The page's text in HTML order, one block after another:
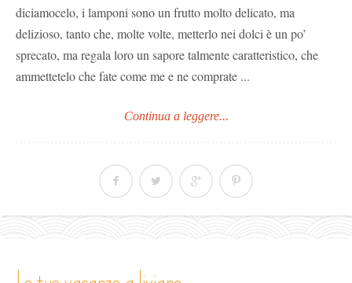
diciamocelo, i lamponi sono un frutto molto delicato, ma
delizioso, tanto che, molte volte, metterlo nei dolci è un po’
sprecato, ma regala loro un sapore talmente caratteristico, che
ammettetelo che fate come me e ne comprate ...
Continua a leggere...